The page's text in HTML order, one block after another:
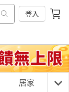
登入
居家 3C